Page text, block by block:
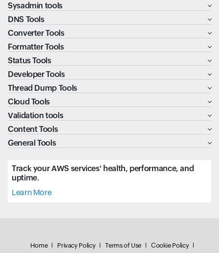
Sysadmin tools
DNS Tools
Converter Tools
Formatter Tools
Status Tools
Developer Tools
Thread Dump Tools
Cloud Tools
Validation tools
Content Tools
General Tools
Track your AWS services' health, performance, and
uptime.
Learn More
Home Privacy Policy Terms of Use Cookie Policy